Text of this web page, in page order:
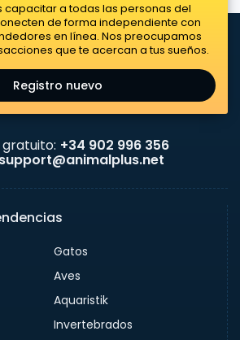
capacitar a todas las personas del
de forma independiente con
en línea. Nos preocupamos
que te acercan a tus sueños.
Registro nuevo
+34 902 996 356
support@animalplus.net
Gatos
Aves
Aquaristik
Invertebrados